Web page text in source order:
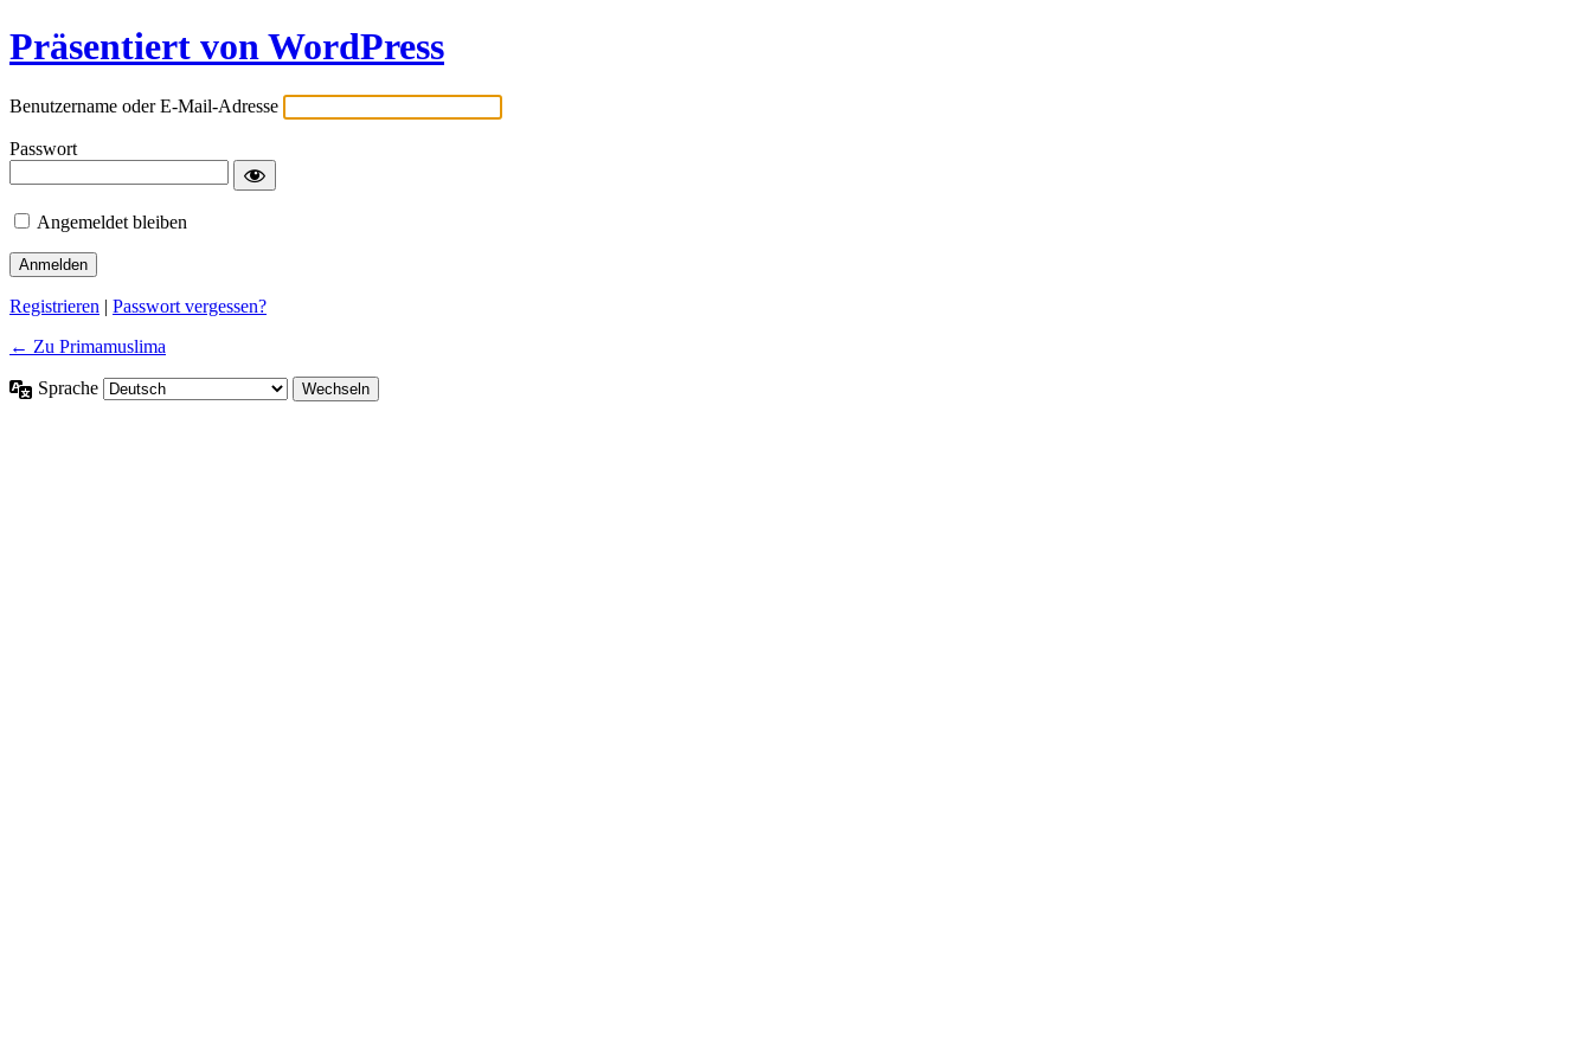
Präsentiert von WordPress
Benutzername oder E-Mail-Adresse
Passwort
Angemeldet bleiben
Registrieren | Passwort vergessen?
← Zu Primamuslima
Sprache